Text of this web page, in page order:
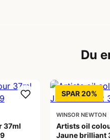
Du
37ml
SPAR 20%
WINSOR NEWTON
Artists oil
Jaune brilliant